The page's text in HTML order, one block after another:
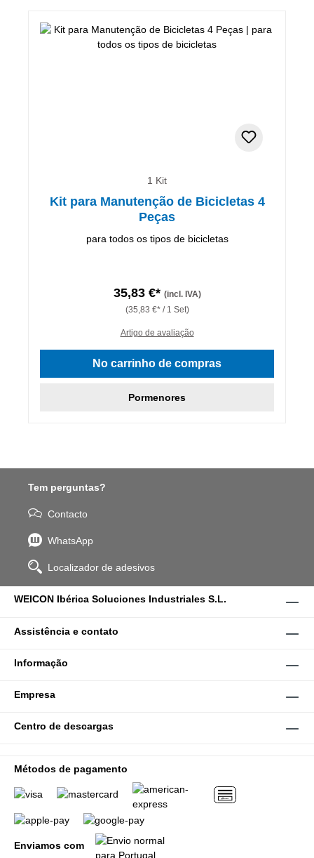
1 Kit
Kit para Manutenção de Bicicletas 4
Peças
para todos os tipos de bicicletas
35,83 €* (incl. IVA)
(35,83 €* / 1 Set)
Artigo de avaliação
No carrinho de compras
Pormenores
Tem perguntas?
Contacto
WhatsApp
Localizador de adesivos
WEICON Ibérica Soluciones Industriales S.L.
Assistência e contato
Informação
Empresa
Centro de descargas
Métodos de pagamento
Enviamos com